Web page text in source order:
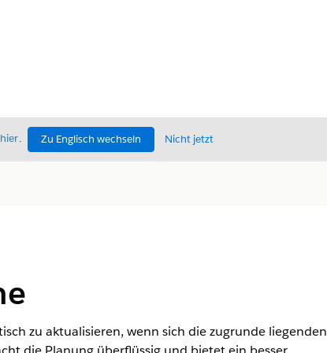
hier. Zu Englisch wechseln Nicht jetzt
zu aktualisieren, wenn sich die zugrunde liegenden